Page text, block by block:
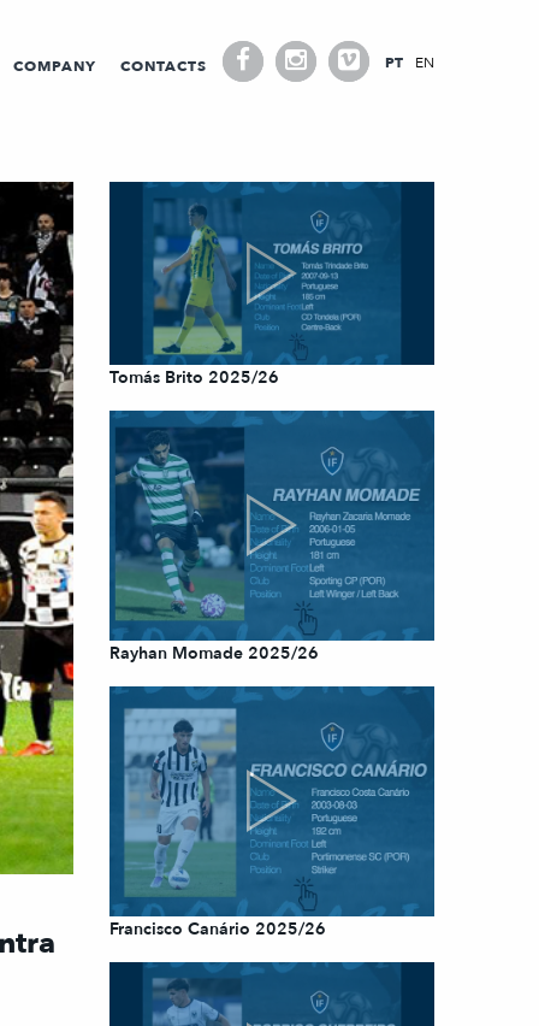
COMPANY CONTACTS PT EN
Tomás Brito 2025/26
Rayhan Momade 2025/26
Francisco Canário 2025/26